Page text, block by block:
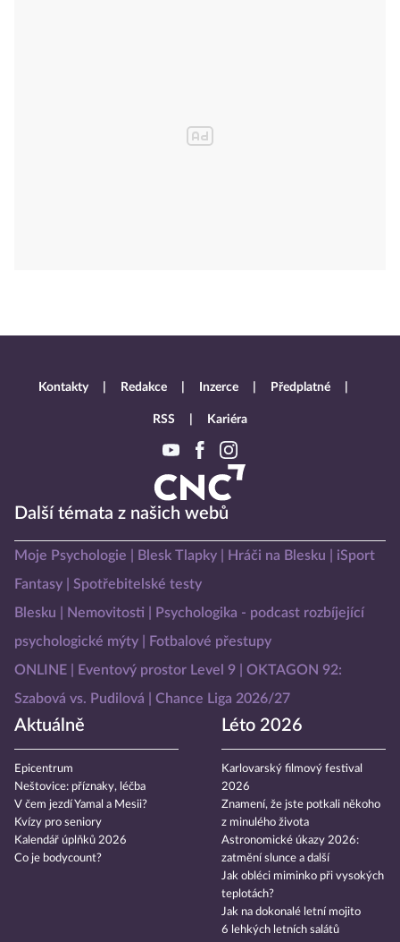
Další témata z našich webů
Moje Psychologie Blesk Tlapky Hráči na Blesku
iSport
Fantasy
Spotřebitelské testy
Blesku
Nemovitosti
Psychologika - podcast rozbíjející
psychologické mýty
Fotbalové přestupy
ONLINE
Eventový prostor Level 9
OKTAGON 92:
Szabová vs. Pudilová
Chance Liga 2026/27
Aktuálně
Epicentrum
Neštovice: příznaky, léčba
V čem jezdí Yamal a Mesii?
Kvízy pro seniory
Kalendář úplňků 2026
Co je bodycount?
Léto 2026
Karlovarský filmový festival
2026
Znamení, že jste potkali někoho
z minulého života
Astronomické úkazy 2026:
zatmění slunce a další
Jak obléci miminko při vysokých
teplotách?
Jak na dokonalé letní mojito
6 lehkých letních salátů
Kontakty Redakce Inzerce Předplatné
RSS Kariéra